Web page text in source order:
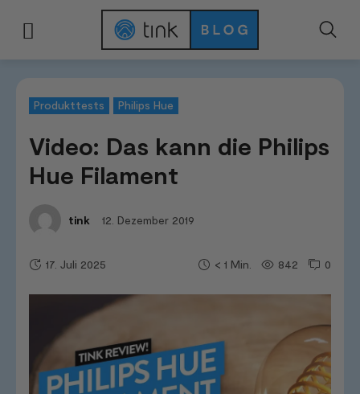
Produkttests Philips Hue
Video: Das kann die Philips
Hue Filament
tink 12. Dezember 2019
0
842
< 1 Min.
17. Juli 2025